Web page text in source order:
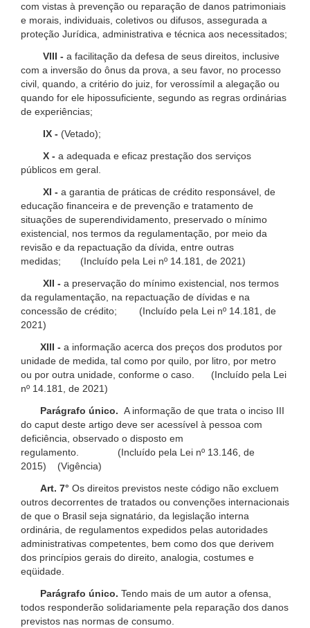
com vistas à prevenção ou reparação de danos patrimoniais
e morais, individuais, coletivos ou difusos, assegurada a
proteção Jurídica, administrativa e técnica aos necessitados;
VIII - a facilitação da defesa de seus direitos, inclusive
com a inversão do ônus da prova, a seu favor, no processo
civil, quando, a critério do juiz, for verossímil a alegação ou
quando for ele hipossuficiente, segundo as regras ordinárias
de experiências;
IX - (Vetado);
X - a adequada e eficaz prestação dos serviços
públicos em geral.
XI - a garantia de práticas de crédito responsável, de
educação financeira e de prevenção e tratamento de
situações de superendividamento, preservado o mínimo
existencial, nos termos da regulamentação, por meio da
revisão e da repactuação da dívida, entre outras
medidas; (Incluído pela Lei nº 14.181, de 2021)
XII - a preservação do mínimo existencial, nos termos
da regulamentação, na repactuação de dívidas e na
concessão de crédito; (Incluído pela Lei nº 14.181, de
2021)
XIII - a informação acerca dos preços dos produtos por
unidade de medida, tal como por quilo, por litro, por metro
ou por outra unidade, conforme o caso. (Incluído pela Lei
nº 14.181, de 2021)
Parágrafo único. A informação de que trata o inciso III
do caput deste artigo deve ser acessível à pessoa com
deficiência, observado o disposto em
regulamento. (Incluído pela Lei nº 13.146, de
2015) (Vigência)
Art. 7° Os direitos previstos neste código não excluem
outros decorrentes de tratados ou convenções internacionais
de que o Brasil seja signatário, da legislação interna
ordinária, de regulamentos expedidos pelas autoridades
administrativas competentes, bem como dos que derivem
dos princípios gerais do direito, analogia, costumes e
eqüidade.
Parágrafo único. Tendo mais de um autor a ofensa,
todos responderão solidariamente pela reparação dos danos
previstos nas normas de consumo.